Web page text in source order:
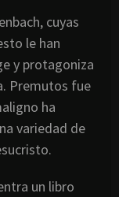
cuyas
le han
y protagoniza
Premutos fue
ha
variedad de
un libro